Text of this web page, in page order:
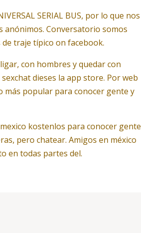
SERIAL BUS, por lo que nos
anónimos. Conversatorio somos
traje típico on facebook.
con hombres y quedar con
dieses la app store. Por web
más popular para conocer gente y
kostenlos para conocer gente
pero chatear. Amigos en méxico
en todas partes del.